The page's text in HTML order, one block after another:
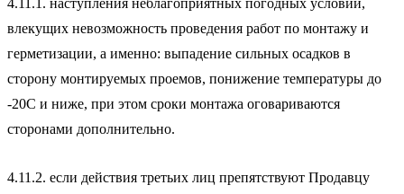
4.11.1. наступления неблагоприятных погодных условий,
влекущих невозможность проведения работ по монтажу и
герметизации, а именно: выпадение сильных осадков в
сторону монтируемых проемов, понижение температуры до
-20С и ниже, при этом сроки монтажа оговариваются
сторонами дополнительно.
4.11.2. если действия третьих лиц препятствуют Продавцу